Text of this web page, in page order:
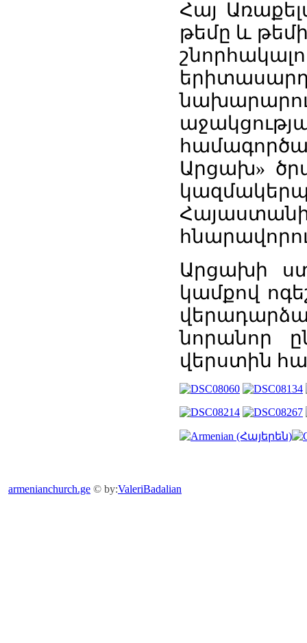
Հայ
թեմը և
Արցախ»
Արցախի
կամքով
նորանոր
վերստին
armenianchurch.ge © by:ValeriBadalian